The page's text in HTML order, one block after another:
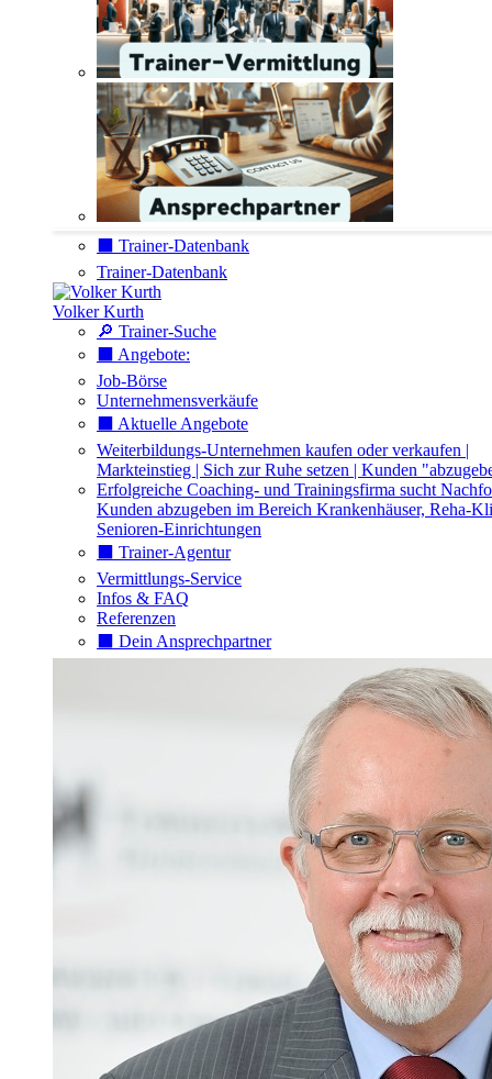
⬛️ Trainer-Datenbank
Trainer-Datenbank
Volker Kurth
🔎 Trainer-Suche
⬛️ Angebote:
Job-Börse
Unternehmensverkäufe
⬛️ Aktuelle Angebote
Weiterbildungs-Unternehmen kaufen oder verkaufen |
Markteinstieg | Sich zur Ruhe setzen | Kunden
Erfolgreiche Coaching- und Trainingsfirma sucht
Kunden abzugeben im Bereich Krankenhäuser, Reha-
Senioren-Einrichtungen
⬛️ Trainer-Agentur
Vermittlungs-Service
Infos & FAQ
Referenzen
⬛️ Dein Ansprechpartner